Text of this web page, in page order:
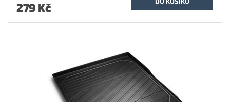
279 Kč